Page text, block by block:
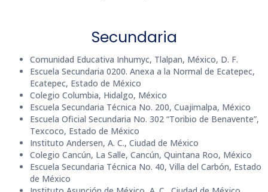
Secundaria
Comunidad Educativa Inhumyc, Tlalpan, México, D. F.
Escuela Secundaria 0200. Anexa a la Normal de Ecatepec,
Ecatepec, Estado de México
Colegio Columbia, Hidalgo, México
Escuela Secundaria Técnica No. 200, Cuajimalpa, México
Escuela Oficial Secundaria No. 302 “Toribio de Benavente”,
Texcoco, Estado de México
Instituto Andersen, A. C., Ciudad de México
Colegio Cancún, La Salle, Cancún, Quintana Roo, México
Escuela Secundaria Técnica No. 40, Villa del Carbón, Estado
de México